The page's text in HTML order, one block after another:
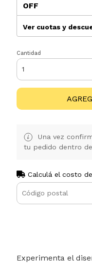
OFF
Ver cuotas y
Cantidad
Una vez
tu pedido dentro
Calculá el costo
Experimenta el